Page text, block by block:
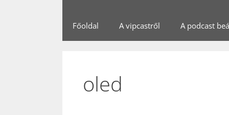
Főoldal A vipcastről A podcast
oled